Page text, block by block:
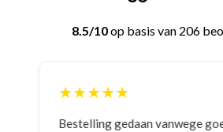
8.5/10op basis van 206
★★★★★
Bestelling gedaan vanwege